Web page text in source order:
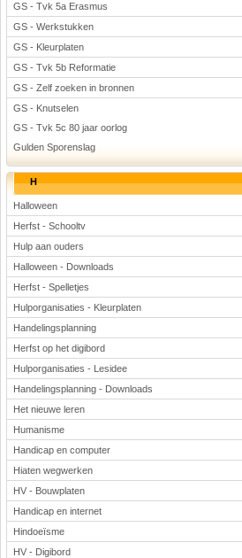
GS - Tvk 5a Erasmus
GS - Werkstukken
GS - Kleurplaten
GS - Tvk 5b Reformatie
GS - Zelf zoeken in bronnen
GS - Knutselen
GS - Tvk 5c 80 jaar oorlog
Gulden Sporenslag
H
Halloween
Herfst - Schooltv
Hulp aan ouders
Halloween - Downloads
Herfst - Spelletjes
Hulporganisaties - Kleurplaten
Handelingsplanning
Herfst op het digibord
Hulporganisaties - Lesidee
Handelingsplanning - Downloads
Het nieuwe leren
Humanisme
Handicap en computer
Hiaten wegwerken
HV - Bouwplaten
Handicap en internet
Hindoeïsme
HV - Digibord